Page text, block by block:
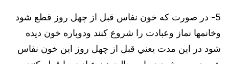
5- در صورت که خون نفاس قبل از چهل روز قطع شود
وخانمها نماز وعبادت را شروع كنند ودوباره خون ديده
شود در اين مدت يعني قبل از چهل روز اين خون نفاس